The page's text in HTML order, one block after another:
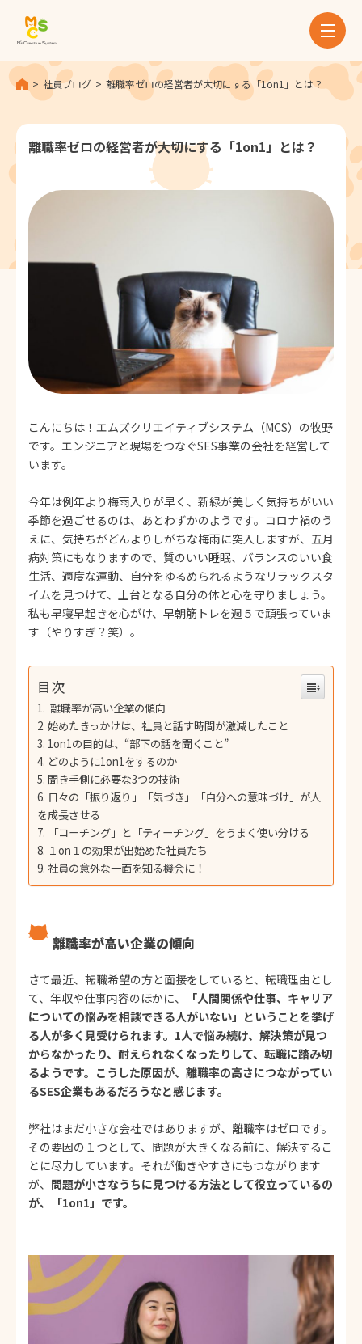
ホーム
MCSとは
サービス
お知らせ
採用FAQ
社員ブログ 離職率ゼロの経営者が大切にする「1on1」とは？
離職率ゼロの経営者が大切にする「1on1」とは？
こんにちは！エムズクリエイティブシステム（MCS）の牧野
です。エンジニアと現場をつなぐSES事業の会社を経営して
います。
今年は例年より梅雨入りが早く、新緑が美しく気持ちがいい
季節を過ごせるのは、あとわずかのようです。コロナ禍のう
えに、気持ちがどんよりしがちな梅雨に突入しますが、五月
病対策にもなりますので、質のいい睡眠、バランスのいい食
生活、適度な運動、自分をゆるめられるようなリラックスタ
イムを見つけて、土台となる自分の体と心を守りましょう。
私も早寝早起きを心がけ、早朝筋トレを週５で頑張っていま
す（やりすぎ？笑）。
目次
離職率が高い企業の傾向
始めたきっかけは、社員と話す時間が激減したこと
1on1の目的は、“部下の話を聞くこと”
どのように1on1をするのか
聞き手側に必要な3つの技術
日々の「振り返り」「気づき」「自分への意味づけ」が人
を成長させる
「コーチング」と「ティーチング」をうまく使い分ける
１on１の効果が出始めた社員たち
社員の意外な一面を知る機会に！
離職率が高い企業の傾向
さて最近、転職希望の方と面接をしていると、転職理由とし
て、年収や仕事内容のほかに、
「人間関係や仕事、キャリア
についての悩みを相談できる人がいない」ということを挙げ
る人が多く見受けられます。1人で悩み続け、解決策が見つ
からなかったり、耐えられなくなったりして、転職に踏み切
るようです。こうした原因が、離職率の高さにつながってい
るSES企業もあるだろうなと感じます。
弊社はまだ小さな会社ではありますが、離職率はゼロです。
その要因の１つとして、問題が大きくなる前に、解決するこ
とに尽力しています。それが働きやすさにもつながります
が、 問題が小さなうちに見つける方法として役立っているの
が、「1on1」です。